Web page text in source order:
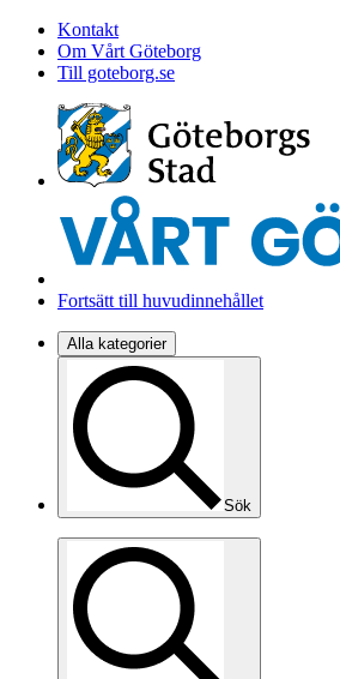
Kontakt
Om Vårt Göteborg
Till goteborg.se
Fortsätt till huvudinnehållet
Alla kategorier
Sök